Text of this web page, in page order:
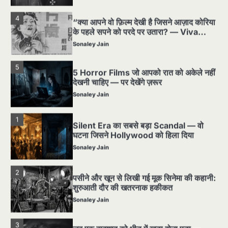
4
“क्या आपने वो फ़िल्म देखी है जिसने आज़ाद कोरिया
के पहले सपने को परदे पर उतारा? — Viva
Freedom! (1946) रिव्यू”
Sonaley Jain
5
5 Horror Films जो आपको रात को अकेले नहीं
देखनी चाहिए — पर देखेंगे ज़रूर
Sonaley Jain
1
Silent Era का सबसे बड़ा Scandal — वो
घटना जिसने Hollywood को हिला दिया
Sonaley Jain
2
पसीने और खून से लिखी गई मूक सिनेमा की कहानी:
शुरुआती दौर की खतरनाक हकीकत
Sonaley Jain
3
Super Stars